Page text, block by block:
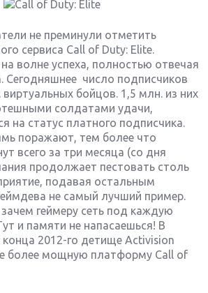
не преминули отметить
сервиса Call of Duty: Elite.
волне успеха, полностью отвечая
Сегодняшнее число подписчиков
бойцов. 1,5 млн. из них
солдатами удачи,
на статус платного подписчика.
поражают, тем более что
всего за три месяца (со дня
продолжает пестовать столь
подавая остальным
не самый лучший пример.
зачем геймеру сеть под каждую
и памяти не напасаешься! В
2012-го детище Activision
более мощную платформу Call of